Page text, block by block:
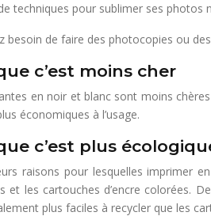
techniques pour sublimer ses photos
besoin de faire des photocopies ou
c’est moins cher
en noir et blanc sont moins
économiques à l’usage.
c’est plus
raisons pour lesquelles imprimer
et les cartouches d’encre colorées.
plus faciles à recycler que les